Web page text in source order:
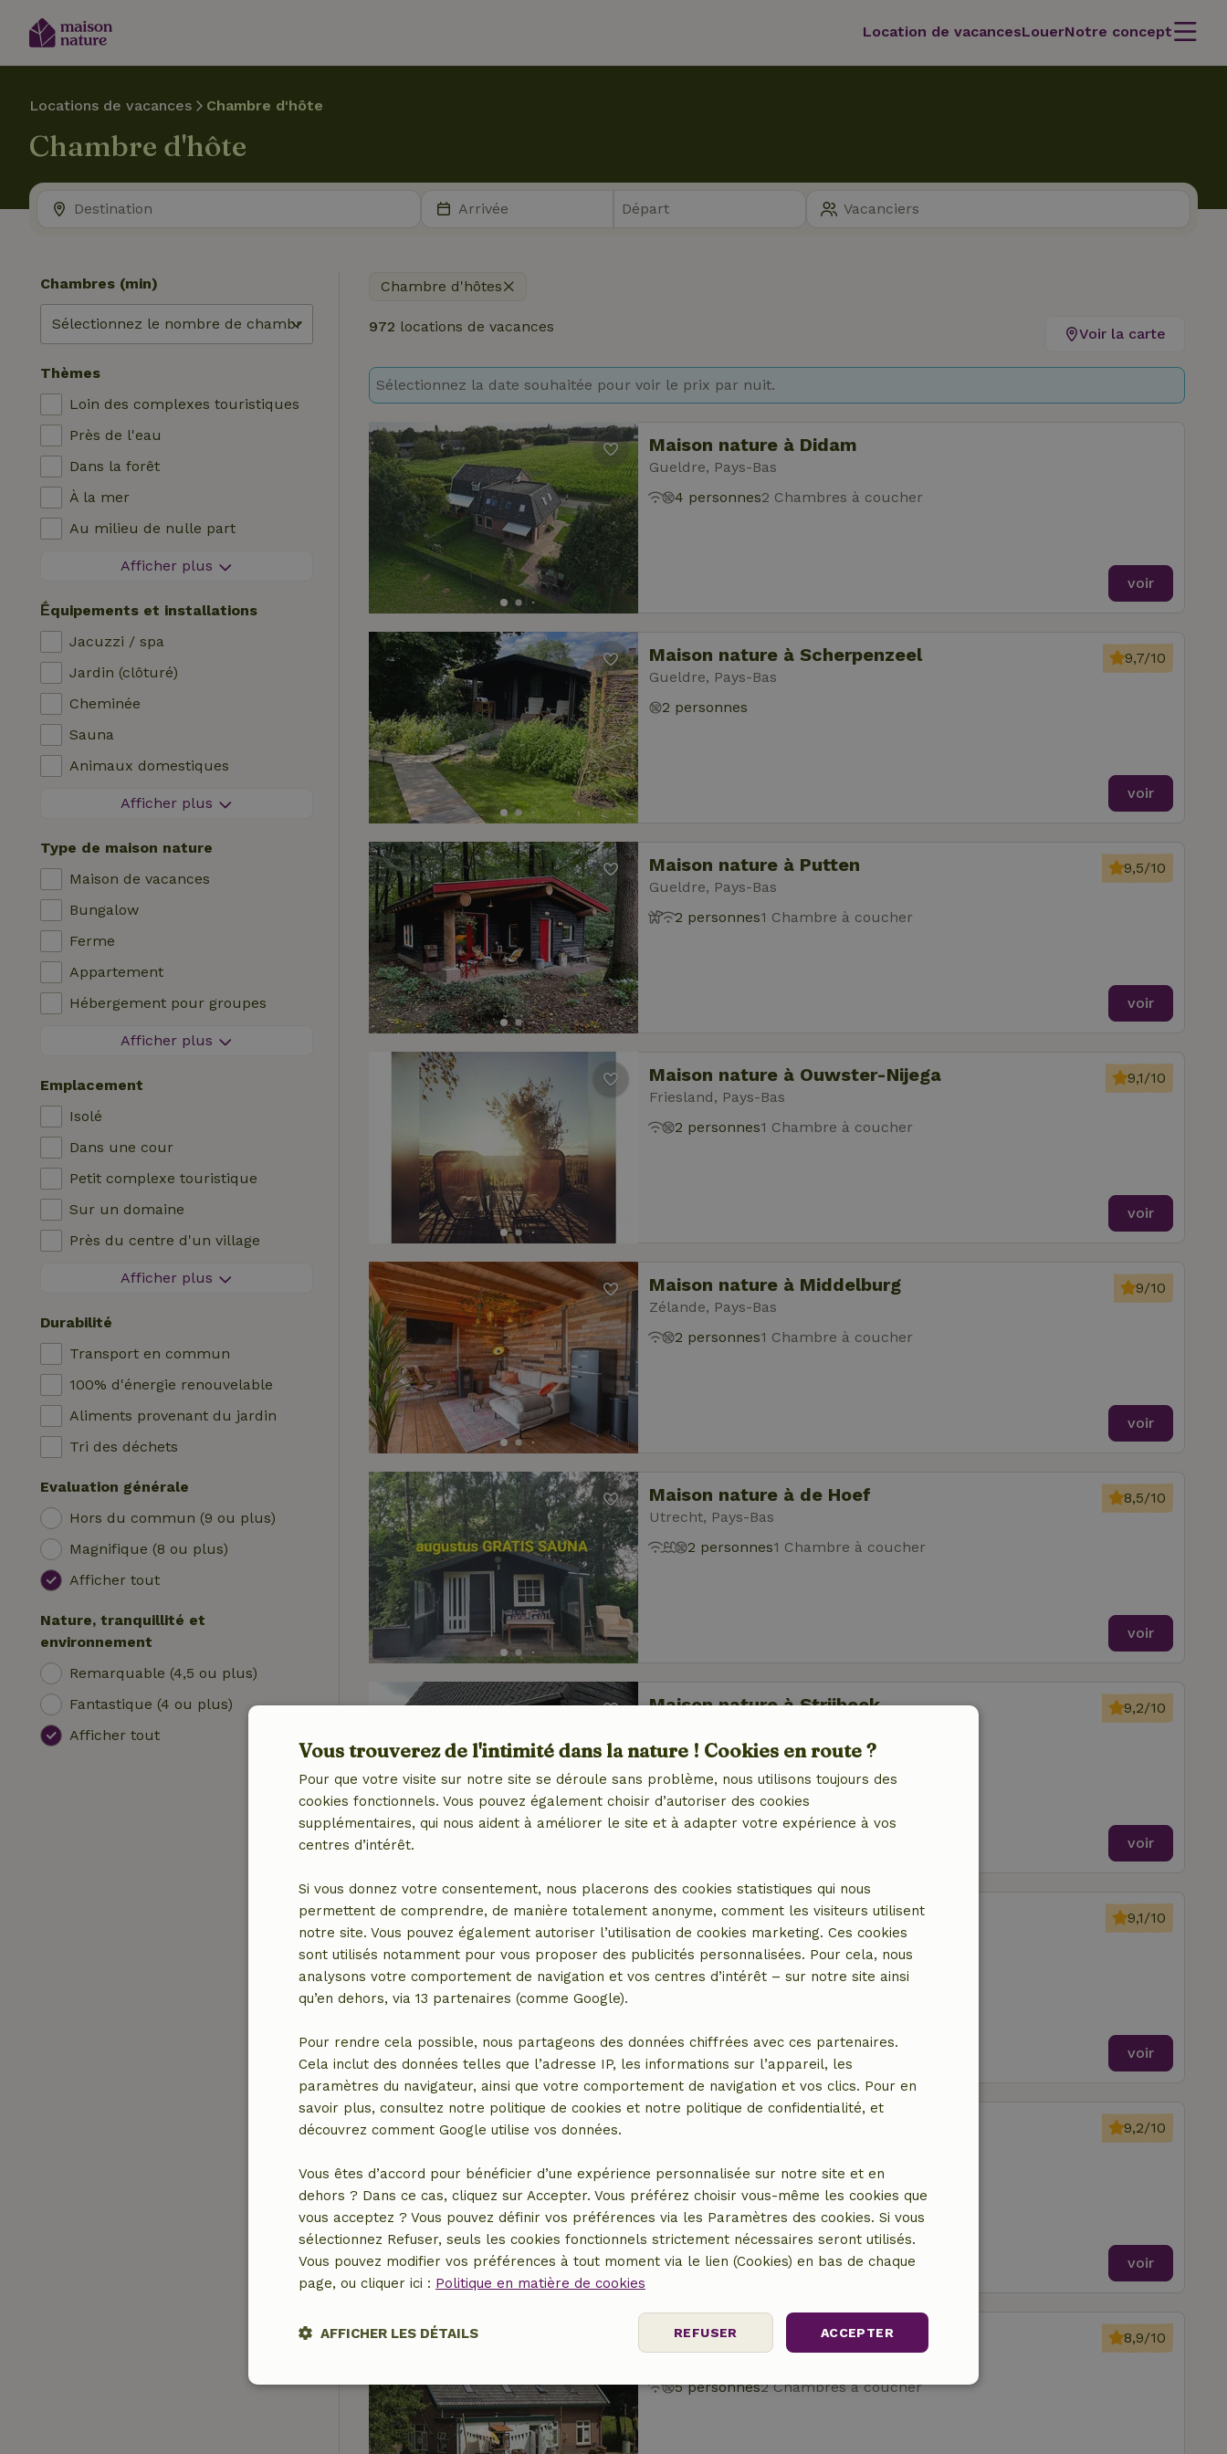
Location de vacancesLouerNotre concept
Locations de vacances Chambre d'hôte
Chambre d'hôte
Chambre d'hôtes
972 locations de vacances Voir la carte
Sélectionnez la date souhaitée pour voir le prix par nuit.
Maison nature à Didam
Gueldre, Pays-Bas
4 personnes2 Chambres à coucher
voir
Maison nature à Scherpenzeel
Gueldre, Pays-Bas
9,7/10
2 personnes
voir
Maison nature à Putten
Gueldre, Pays-Bas
9,5/10
2 personnes1 Chambre à coucher
voir
Maison nature à Ouwster-Nijega
Friesland, Pays-Bas
9,1/10
2 personnes1 Chambre à coucher
voir
Maison nature à Middelburg
Zélande, Pays-Bas
9/10
2 personnes1 Chambre à coucher
voir
Maison nature à de Hoef
Utrecht, Pays-Bas
8,5/10
2 personnes1 Chambre à coucher
voir
Maison nature à Strijbeek 9,2/10
2 personnes
voir
Maison nature à Tonden
Gueldre, Pays-Bas
9,1/10
2 personnes
voir
9,2/10
2 personnes
voir
Maison nature à Nieuwegein
Utrecht, Pays-Bas
8,9/10
5 personnes2 Chambres à coucher
Chambres (min)
Thèmes
Loin des complexes touristiques
Près de l'eau
Dans la forêt
À la mer
Au milieu de nulle part
Dans les champs
Dans les polders
En montagne
Maison isolée
Dans le verger
Pêche à proximité
Afficher plus
Ḗquipements et installations
Jacuzzi / spa
Jardin (clôturé)
Cheminée
Sauna
Animaux domestiques
Zone sans feux d'artifice
Réservation instantanée
Machine à laver
Lave-vaisselle
Meubles de jardin
Accès à Internet (WiFi)
Réfrigérateur avec compartiment
congélateur
Lit pour enfant
Bain
Station de recharge pour voiture
Piscine (en commun)
Accessible aux fauteuils roulants
Piscine (privée)
Afficher plus
Type de maison nature
Maison de vacances
Bungalow
Ferme
Appartement
Hébergement pour groupes
Maisonnette
Maison de campagne
Chalet
Villa
Glamping
Cabane en rondins
Logis
Roulotte
Hutte
Emplacement de camping
Yourte
Bateau
Wrap house
Afficher plus
Emplacement
Isolé
Dans une cour
Petit complexe touristique
Sur un domaine
Près du centre d'un village
A l'orée d'un village
Afficher plus
Durabilité
Transport en commun
100% d'énergie renouvelable
Aliments provenant du jardin
Tri des déchets
Evaluation générale
Hors du commun (9 ou plus)
Magnifique (8 ou plus)
Afficher tout
Nature, tranquillité et
environnement
Remarquable (4,5 ou plus)
Fantastique (4 ou plus)
Afficher tout
Vous trouverez de l'intimité dans la nature ! Cookies en route ?
Pour que votre visite sur notre site se déroule sans problème, nous utilisons toujours des
cookies fonctionnels. Vous pouvez également choisir d’autoriser des cookies
supplémentaires, qui nous aident à améliorer le site et à adapter votre expérience à vos
centres d’intérêt.
Si vous donnez votre consentement, nous placerons des cookies statistiques qui nous
permettent de comprendre, de manière totalement anonyme, comment les visiteurs utilisent
notre site. Vous pouvez également autoriser l’utilisation de cookies marketing. Ces cookies
sont utilisés notamment pour vous proposer des publicités personnalisées. Pour cela, nous
analysons votre comportement de navigation et vos centres d’intérêt – sur notre site ainsi
qu’en dehors, via 13 partenaires (comme Google).
Pour rendre cela possible, nous partageons des données chiffrées avec ces partenaires.
Cela inclut des données telles que l’adresse IP, les informations sur l’appareil, les
paramètres du navigateur, ainsi que votre comportement de navigation et vos clics. Pour en
savoir plus, consultez notre politique de cookies et notre politique de confidentialité, et
découvrez comment Google utilise vos données.
Vous êtes d’accord pour bénéficier d’une expérience personnalisée sur notre site et en
dehors ? Dans ce cas, cliquez sur Accepter. Vous préférez choisir vous-même les cookies que
vous acceptez ? Vous pouvez définir vos préférences via les Paramètres des cookies. Si vous
sélectionnez Refuser, seuls les cookies fonctionnels strictement nécessaires seront utilisés.
Vous pouvez modifier vos préférences à tout moment via le lien (Cookies) en bas de chaque
page, ou cliquer ici : Politique en matière de cookies
ACCEPTER
REFUSER
AFFICHER LES DÉTAILS
Strictement
nécessaires
Performance Ciblage Fonctionnalité Non classifiés